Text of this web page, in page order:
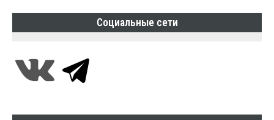
Социальные сети